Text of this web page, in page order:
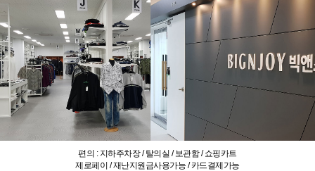
편의 : 지하주차장 / 탈의실 / 보관함 / 쇼핑카트
제로페이 / 재난지원금사용가능 / 카드결제가능